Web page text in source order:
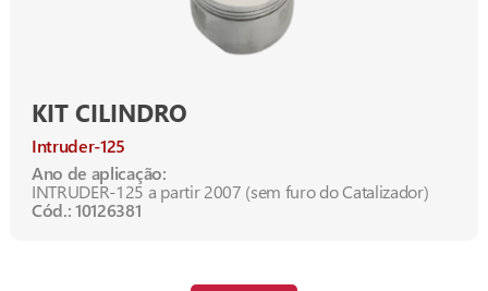
KIT CILINDRO
Intruder-125
Ano de aplicação:
INTRUDER-125 a partir 2007 (sem furo do Catalizador)
Cód.: 10126381